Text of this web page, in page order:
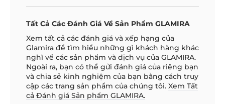
Tất Cả Các Đánh Giá Về Sản Phẩm GLAMIRA
Xem tất cả các đánh giá và xếp hạng của
Glamira để tìm hiểu những gì khách hàng khác
nghĩ về các sản phẩm và dịch vụ của GLAMIRA.
Ngoài ra, bạn có thể gửi đánh giá của riêng bạn
và chia sẻ kinh nghiệm của bạn bằng cách truy
cập các trang sản phẩm của chúng tôi. Xem Tất
cả Đánh giá Sản phẩm GLAMIRA.